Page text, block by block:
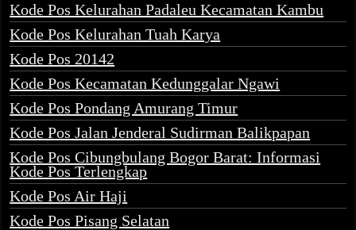
Kode Pos Kelurahan Padaleu Kecamatan Kambu
Kode Pos Kelurahan Tuah Karya
Kode Pos 20142
Kode Pos Kecamatan Kedunggalar Ngawi
Kode Pos Pondang Amurang Timur
Kode Pos Jalan Jenderal Sudirman Balikpapan
Kode Pos Cibungbulang Bogor Barat: Informasi
Kode Pos Terlengkap
Kode Pos Air Haji
Kode Pos Pisang Selatan